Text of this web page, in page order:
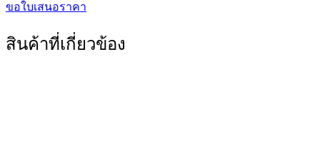
ขอใบเสนอราคา
สินค้าที่เกี่ยวข้อง